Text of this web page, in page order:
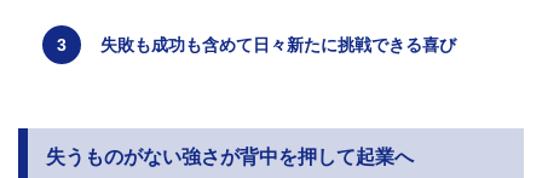
失敗も成功も含めて日々新たに挑戦できる喜び
失うものがない強さが背中を押して起業へ